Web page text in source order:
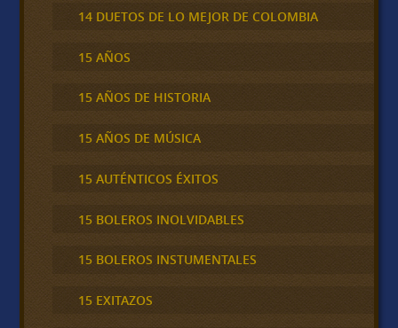
14 DUETOS DE LO MEJOR DE COLOMBIA
15 AÑOS
15 AÑOS DE HISTORIA
15 AÑOS DE MÚSICA
15 AUTÉNTICOS ÉXITOS
15 BOLEROS INOLVIDABLES
15 BOLEROS INSTUMENTALES
15 EXITAZOS